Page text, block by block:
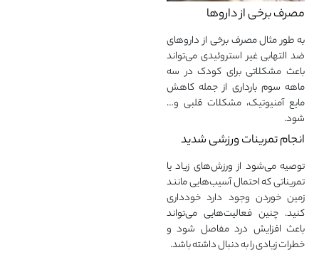
مصرف برخی از داروها
به طور مثال مصرف برخی از داروهای
ضد التهابی غیر استروئیدی می‌تواند
باعث مشکلاتی برای کودک در سه
ماهه سوم بارداری از جمله کاهش
مایع آمنیوتیک، مشکلات قلبی و…
شود.
انجام تمرینات ورزشی شدید
توصیه می‌شود از ورزش‌های زیاد یا
تمریناتی که احتمال آسیب‌هایی مانند
زمین خوردن وجود دارد خودداری
کنید. چنین فعالیت‌هایی می‌تواند
باعث افزایش درد مفاصل شود و
خطرات زیادی را به دنبال داشته باشد.